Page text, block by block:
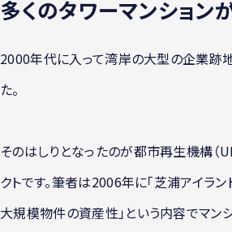
多くのタワーマンション
2000年代に入って湾岸の大型の企業跡
た。
そのはしりとなったのが都市再生機構（
クトです。筆者は2006年に「芝浦アイラ
大規模物件の資産性」という内容でマン